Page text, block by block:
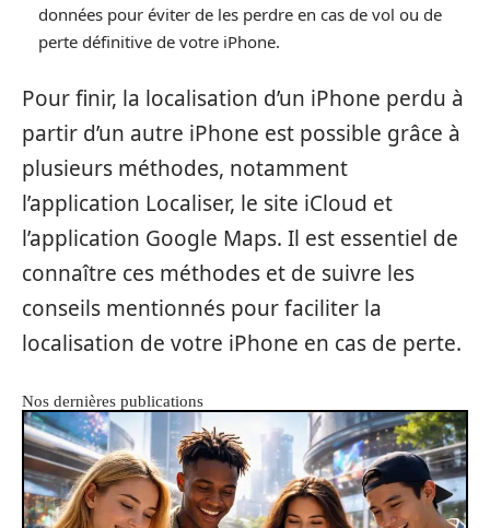
données pour éviter de les perdre en cas de vol ou de
perte définitive de votre iPhone.
Pour finir, la localisation d’un iPhone perdu à
partir d’un autre iPhone est possible grâce à
plusieurs méthodes, notamment
l’application Localiser, le site iCloud et
l’application Google Maps. Il est essentiel de
connaître ces méthodes et de suivre les
conseils mentionnés pour faciliter la
localisation de votre iPhone en cas de perte.
Nos dernières publications